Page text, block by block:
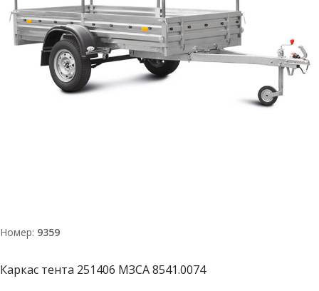
Номер: 9359
Каркас тента 251406 МЗСА 8541.0074